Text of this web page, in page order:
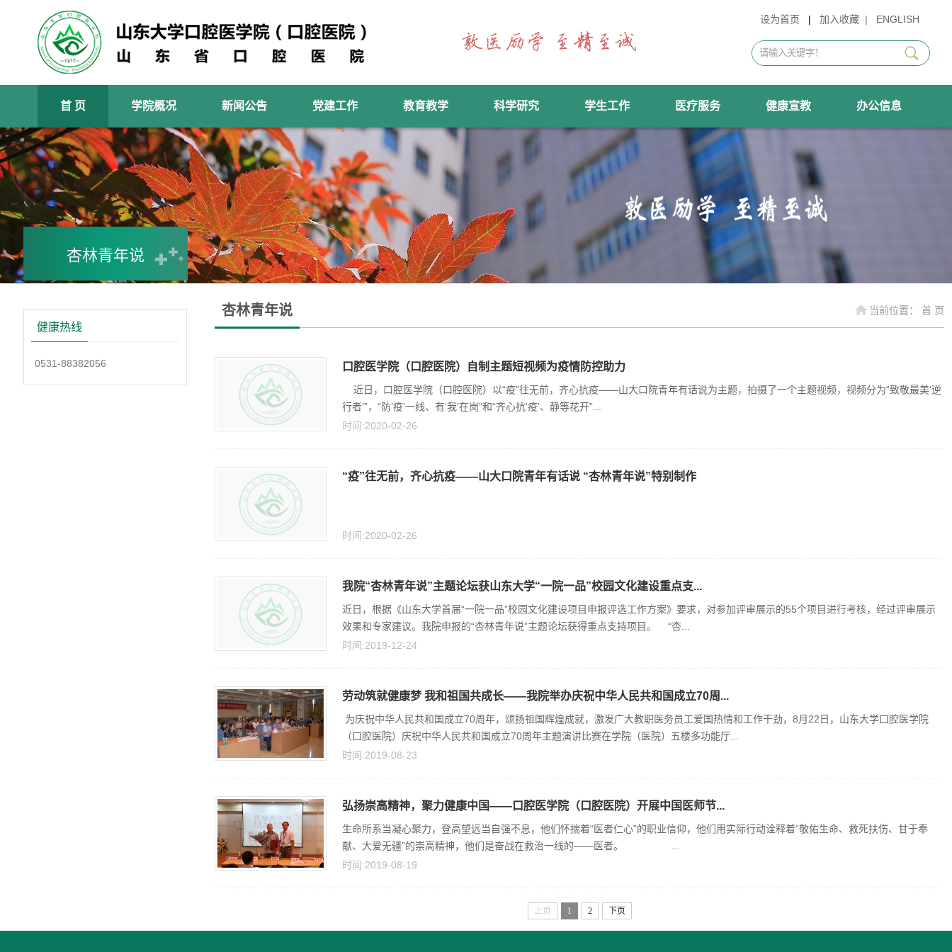
设为首页 | 加入收藏 | ENGLISH
首 页 学院概况 新闻公告 党建工作 教育教学 科学研究 学生工作 医疗服务 健康宣教 办公信息
杏林青年说
健康热线
0531-88382056
杏林青年说 当前位置： 首 页
口腔医学院（口腔医院）自制主题短视频为疫情防控助力
近日，口腔医学院（口腔医院）以“疫”往无前，齐心抗疫——山大口院青年有话说为主题，拍摄了一个主题视频，视频分为“致敬最美‘逆
行者’”，“防‘疫’一线、有‘我’在岗”和“齐心抗‘疫’、静等花开”...
时间:2020-02-26
“疫”往无前，齐心抗疫——山大口院青年有话说 “杏林青年说”特别制作
时间:2020-02-26
我院“杏林青年说”主题论坛获山东大学“一院一品”校园文化建设重点支...
近日，根据《山东大学首届“一院一品”校园文化建设项目申报评选工作方案》要求，对参加评审展示的55个项目进行考核，经过评审展示
效果和专家建议。我院申报的“杏林青年说”主题论坛获得重点支持项目。 “杏...
时间:2019-12-24
劳动筑就健康梦 我和祖国共成长——我院举办庆祝中华人民共和国成立70周...
为庆祝中华人民共和国成立70周年，颂扬祖国辉煌成就，激发广大教职医务员工爱国热情和工作干劲，8月22日，山东大学口腔医学院
（口腔医院）庆祝中华人民共和国成立70周年主题演讲比赛在学院（医院）五楼多功能厅...
时间:2019-08-23
弘扬崇高精神，聚力健康中国——口腔医学院（口腔医院）开展中国医师节...
生命所系当凝心聚力，登高望远当自强不息，他们怀揣着“医者仁心”的职业信仰，他们用实际行动诠释着“敬佑生命、救死扶伤、甘于奉
献、大爱无疆”的崇高精神，他们是奋战在救治一线的——医者。 ...
时间:2019-08-19
上页 1 2 下页